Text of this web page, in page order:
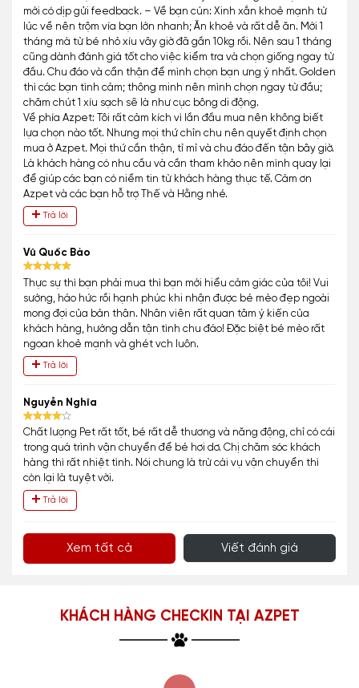
mới có dịp gửi feedback. – Về bạn cún: Xinh xắn khoẻ mạnh từ
lúc về nên trộm vía bạn lớn nhanh; Ăn khoẻ và rất dễ ăn. Mới 1
tháng mà từ bé nhỏ xíu vây giờ đã gần 10kg rồi. Nên sau 1 tháng
cũng dành đánh giá tốt cho việc kiểm tra và chọn giống ngay từ
đầu. Chu đáo và cẩn thận để mình chọn bạn ưng ý nhất. Golden
thì các bạn tình cảm; thông minh nên mình chọn ngay từ đầu;
chăm chút 1 xíu sạch sẽ là như cục bông di động.
Về phía Azpet: Tôi rất cảm kích vì lần đầu mua nên không biết
lựa chọn nào tốt. Nhưng mọi thứ chỉn chu nên quyết định chọn
mua ở Azpet. Mọi thứ cần thận, tỉ mỉ và chu đáo đến tận bây giờ.
Là khách hàng có nhu cầu và cần tham khảo nên mình quay lại
để giúp các bạn có niềm tin từ khách hàng thực tế. Cảm ơn
Azpet và các bạn hỗ trợ Thế và Hằng nhé.
Trả lời
Vũ Quốc Bảo
Thực sự thì bạn phải mua thì bạn mới hiểu cảm giác của tôi! Vui
sướng, háo hức rồi hạnh phúc khi nhận được bé mèo đẹp ngoài
mong đợi của bản thân. Nhân viên rất quan tâm ý kiến của
khách hàng, hướng dẫn tận tình chu đáo! Đặc biệt bé mèo rất
ngoan khoẻ mạnh và ghét vch luôn.
Trả lời
Nguyễn Nghĩa
Chất lượng Pet rất tốt, bé rất dễ thương và năng động, chỉ có cái
trong quá trình vận chuyển để bé hơi dơ. Chị chăm sóc khách
hàng thì rất nhiệt tình. Nói chung là trừ cái vụ vận chuyển thì
còn lại là tuyệt vời.
Trả lời
Xem tất cả Viết đánh giá
KHÁCH HÀNG CHECKIN TẠI AZPET